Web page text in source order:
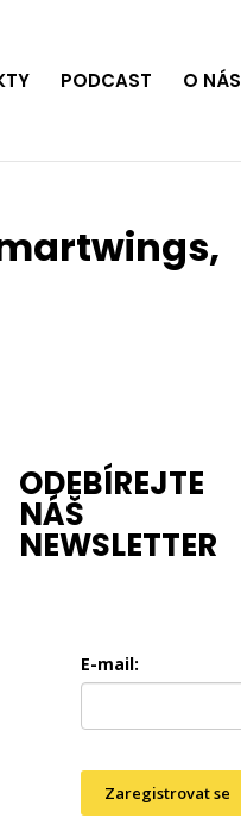
PODCAST O NÁS
ODEBÍREJTE
NÁŠ
NEWSLETTER
E-mail:
Zaregistrovat se